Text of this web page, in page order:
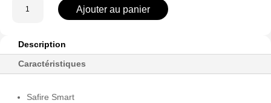
XVR3108-
HG
Ajouter au panier
Description
Caractéristiques
Safire Smart